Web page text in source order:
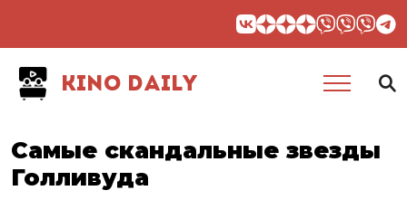
KINO DAILY
Самые скандальные звезды
Голливуда